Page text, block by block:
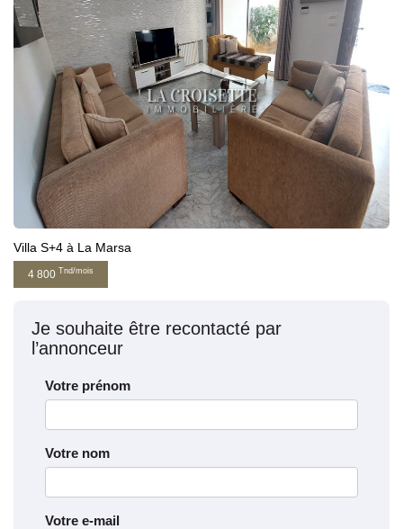
Villa S+4 à La Marsa
4 800 Tnd/mois
Je souhaite être recontacté par
l’annonceur
Votre prénom
Votre nom
Votre e-mail